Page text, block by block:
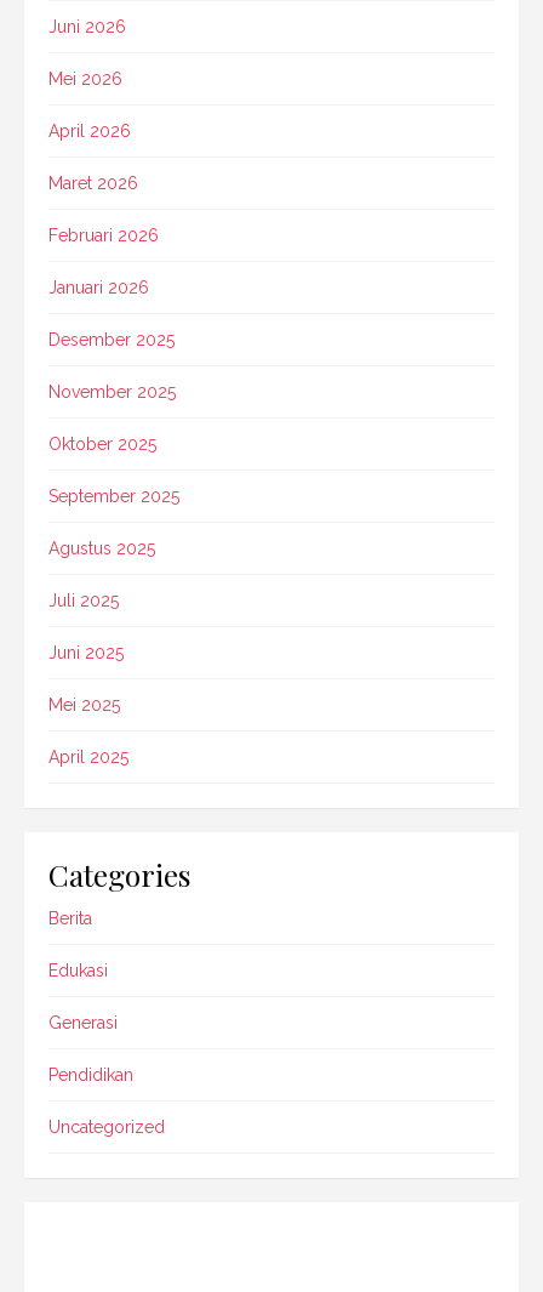
Juni 2026
Mei 2026
April 2026
Maret 2026
Februari 2026
Januari 2026
Desember 2025
November 2025
Oktober 2025
September 2025
Agustus 2025
Juli 2025
Juni 2025
Mei 2025
April 2025
Categories
Berita
Edukasi
Generasi
Pendidikan
Uncategorized